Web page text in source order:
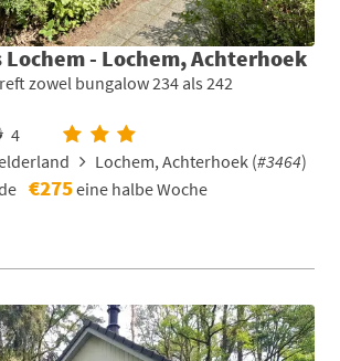
- Lochem, Achterhoek
zowel bungalow 234 als 242
4
Lochem, Achterhoek (#3464)
€275eine halbe Woche